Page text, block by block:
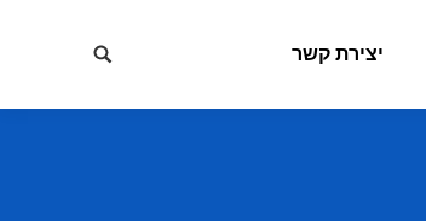
יצירת קשר Search: